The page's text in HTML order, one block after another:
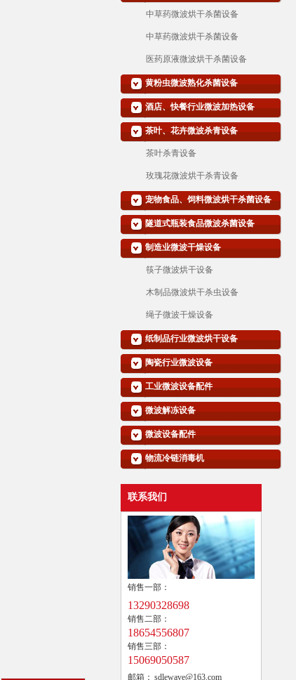
中草药微波烘干杀菌设备
中草药微波烘干杀菌设备
医药原液微波烘干杀菌设备
黄粉虫微波熟化杀菌设备
酒店、快餐行业微波加热设备
茶叶、花卉微波杀青设备
茶叶杀青设备
玫瑰花微波烘干杀青设备
宠物食品、饲料微波烘干杀菌设备
隧道式瓶装食品微波杀菌设备
制造业微波干燥设备
筷子微波烘干设备
木制品微波烘干杀虫设备
绳子微波干燥设备
纸制品行业微波烘干设备
陶瓷行业微波设备
工业微波设备配件
微波解冻设备
微波设备配件
物流冷链消毒机
联系我们
销售一部：
13290328698
销售二部：
18654556807
销售三部：
15069050587
邮箱： sdlewave@163.com